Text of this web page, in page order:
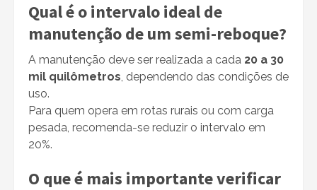
Qual é o intervalo ideal de
manutenção de um semi-reboque?
A manutenção deve ser realizada a cada 20 a 30
mil quilômetros, dependendo das condições de
uso.
Para quem opera em rotas rurais ou com carga
pesada, recomenda-se reduzir o intervalo em
20%.
O que é mais importante verificar